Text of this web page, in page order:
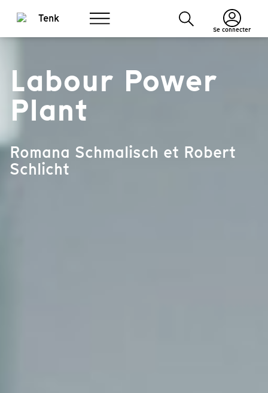
Se connecter
Labour Power
Plant
Romana Schmalisch et Robert
Schlicht